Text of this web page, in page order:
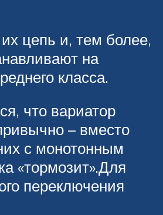
цепь и, тем более,
на
класса.
что вариатор
– вместо
с монотонным
«тормозит».Для
переключения